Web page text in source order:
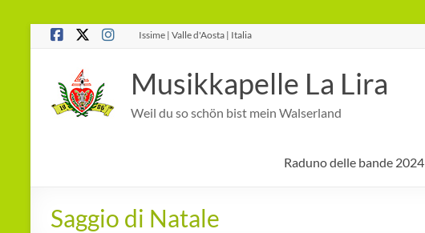
Salta
Issime | Valle d'Aosta | Italia
Musikkapelle La Lira
Weil du so schön bist mein Walserland
Raduno delle bande 2024
Saggio di Natale